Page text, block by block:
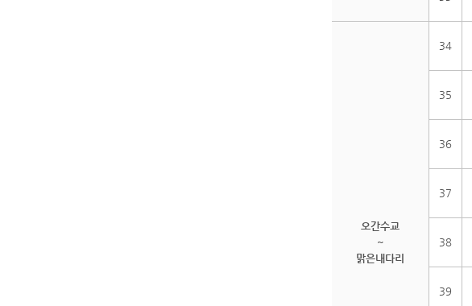
오간수교
~
맑은내다리
34
35
36
37
38
39